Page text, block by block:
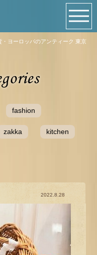
ヨーロッパのアンティーク 東京
fashion
zakka kitchen
2022.8.28